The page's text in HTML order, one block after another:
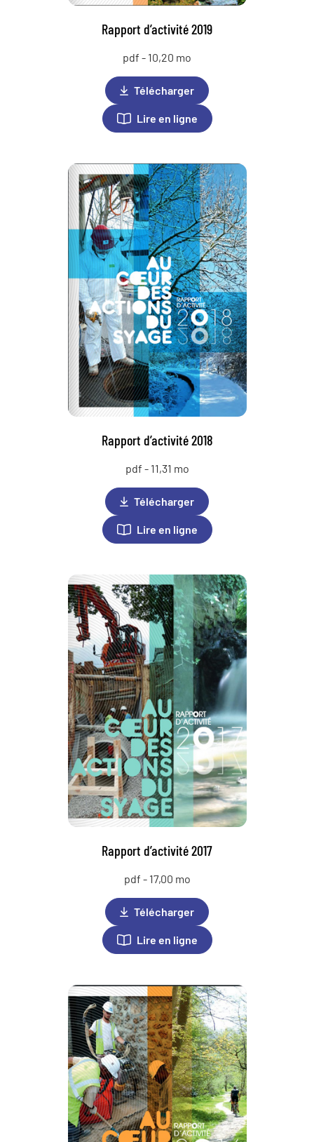
Rapport d’activité 2019
pdf - 10,20 mo
Télécharger
Lire en ligne
Rapport d’activité 2018
pdf - 11,31 mo
Télécharger
Lire en ligne
Rapport d’activité 2017
pdf - 17,00 mo
Télécharger
Lire en ligne